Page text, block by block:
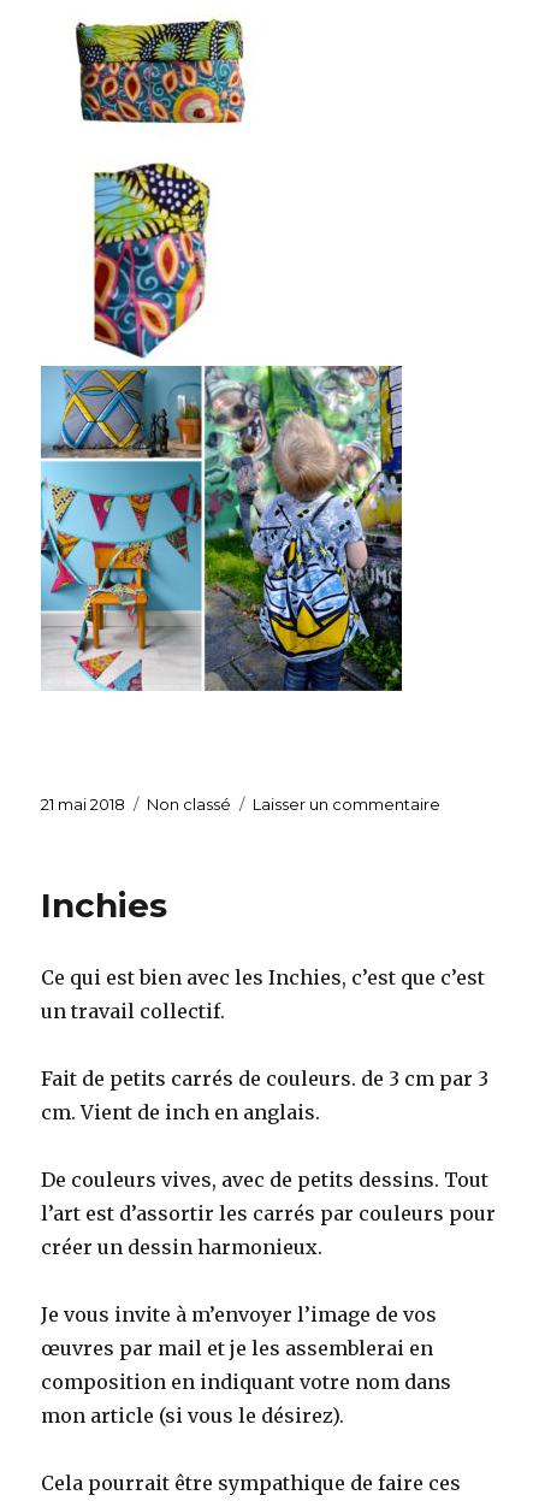
Publié
21 mai 2018 Catégories
Non classé Laisser un commentaire
Inchies
Ce qui est bien avec les Inchies, c’est que c’est
un travail collectif.
Fait de petits carrés de couleurs. de 3 cm par 3
cm. Vient de inch en anglais.
De couleurs vives, avec de petits dessins. Tout
l’art est d’assortir les carrés par couleurs pour
créer un dessin harmonieux.
Je vous invite à m’envoyer l’image de vos
œuvres par mail et je les assemblerai en
composition en indiquant votre nom dans
mon article (si vous le désirez).
Cela pourrait être sympathique de faire ces